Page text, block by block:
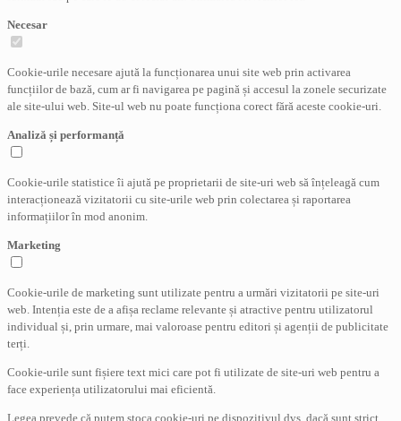
Necesar
Cookie-urile necesare ajută la funcționarea unui site web prin activarea
funcțiilor de bază, cum ar fi navigarea pe pagină și accesul la zonele securizate
ale site-ului web. Site-ul web nu poate funcționa corect fără aceste cookie-uri.
Analiză și performanță
Cookie-urile statistice îi ajută pe proprietarii de site-uri web să înțeleagă cum
interacționează vizitatorii cu site-urile web prin colectarea și raportarea
informațiilor în mod anonim.
Marketing
Cookie-urile de marketing sunt utilizate pentru a urmări vizitatorii pe site-uri
web. Intenția este de a afișa reclame relevante și atractive pentru utilizatorul
individual și, prin urmare, mai valoroase pentru editori și agenții de publicitate
terți.
Cookie-urile sunt fișiere text mici care pot fi utilizate de site-uri web pentru a
face experiența utilizatorului mai eficientă.
Legea prevede că putem stoca cookie-uri pe dispozitivul dvs. dacă sunt strict